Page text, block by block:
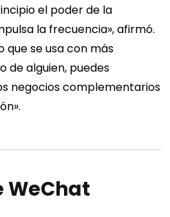
el poder de la
la frecuencia», afirmó.
que se usa con más
de alguien, puedes
negocios complementarios
WeChat